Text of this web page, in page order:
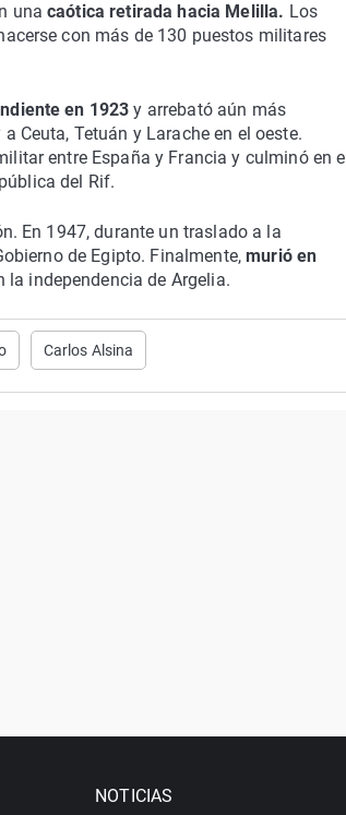
unacaótica retirada hacia Melilla. Los
con más de 130 puestos militares
en 1923 y arrebató aún más
Ceuta, Tetuán y Larache en el oeste.
entre España y Francia y culminó en el
del Rif.
En 1947, durante un traslado a la
de Egipto. Finalmente,murió en
la independencia de Argelia.
Carlos Alsina
NOTICIAS